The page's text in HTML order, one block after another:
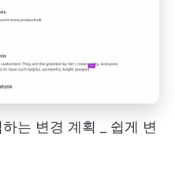
는 변경 계획 _ 쉽게 변